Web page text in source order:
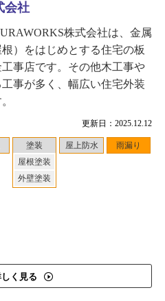
更新日：2025.12.12
塗装
屋根塗装
外壁塗装
屋上防水 雨漏り
く見る
会社
株式会社は、金属
）をはじめとする住宅の板
事店です。その他木工事や
事が多く、幅広い住宅外装